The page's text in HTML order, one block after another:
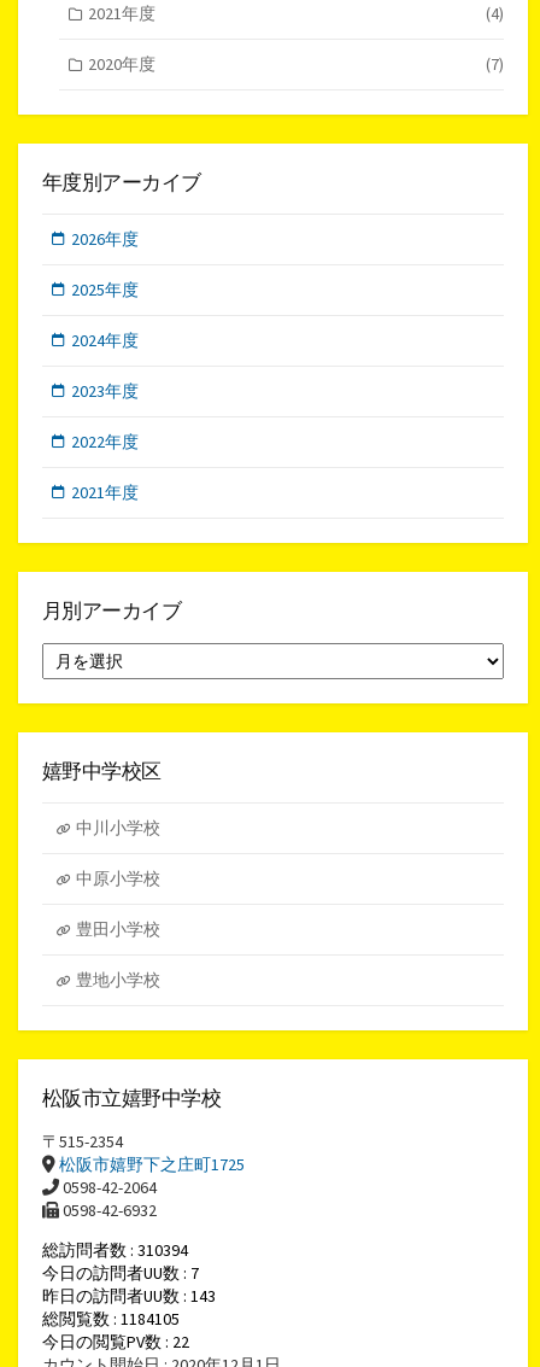
2021年度 (4)
2020年度 (7)
年度別アーカイブ
2026年度
2025年度
2024年度
2023年度
2022年度
2021年度
月別アーカイブ
別
ア
イ
嬉野中学校区
中川小学校
中原小学校
豊田小学校
豊地小学校
松阪市立嬉野中学校
〒515-2354
松阪市嬉野下之庄町1725
0598-42-2064
0598-42-6932
総訪問者数 : 310394
今日の訪問者UU数 : 7
昨日の訪問者UU数 : 143
総閲覧数 : 1184105
今日の閲覧PV数 : 22